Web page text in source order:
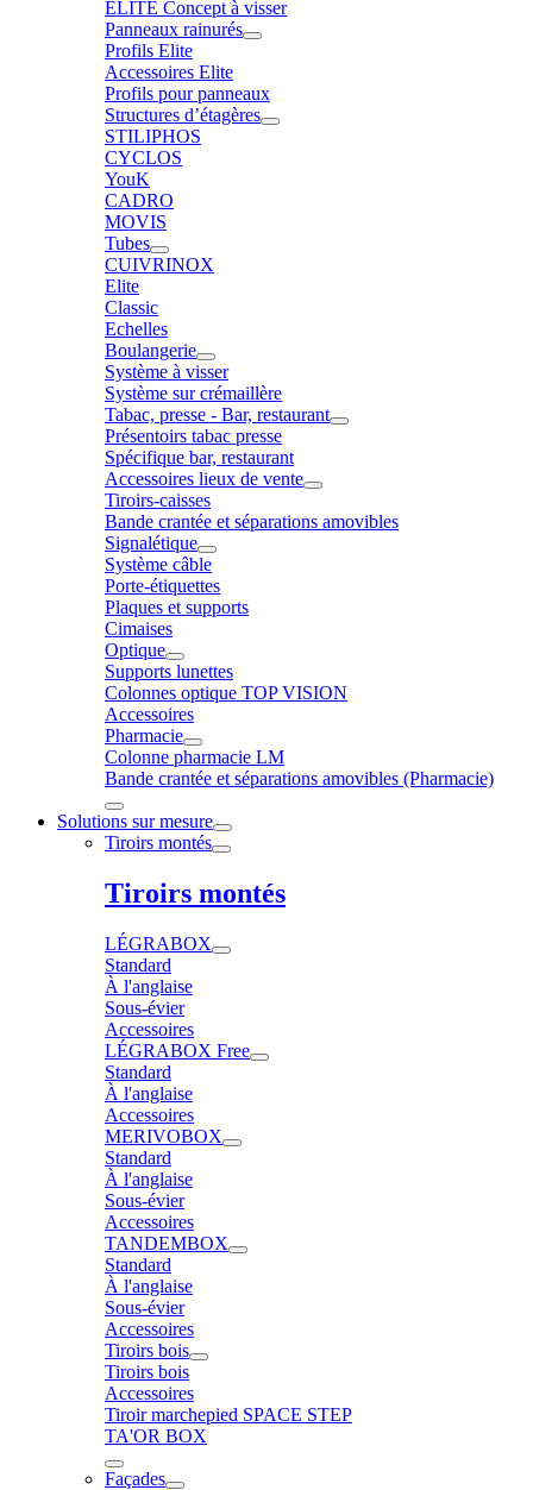
ELITE Concept à visser
Panneaux rainurés
Profils Elite
Accessoires Elite
Profils pour panneaux
Structures d’étagères
STILIPHOS
CYCLOS
YouK
CADRO
MOVIS
Tubes
CUIVRINOX
Elite
Classic
Echelles
Boulangerie
Système à visser
Système sur crémaillère
Tabac, presse - Bar, restaurant
Présentoirs tabac presse
Spécifique bar, restaurant
Accessoires lieux de vente
Tiroirs-caisses
Bande crantée et séparations amovibles
Signalétique
Système câble
Porte-étiquettes
Plaques et supports
Cimaises
Optique
Supports lunettes
Colonnes optique TOP VISION
Accessoires
Pharmacie
Colonne pharmacie LM
Bande crantée et séparations amovibles (Pharmacie)
Solutions sur mesure
Tiroirs montés
Tiroirs montés
LÉGRABOX
Standard
À l'anglaise
Sous-évier
Accessoires
LÉGRABOX Free
Standard
À l'anglaise
Accessoires
MERIVOBOX
Standard
À l'anglaise
Sous-évier
Accessoires
TANDEMBOX
Standard
À l'anglaise
Sous-évier
Accessoires
Tiroirs bois
Tiroirs bois
Accessoires
Tiroir marchepied SPACE STEP
TA'OR BOX
Façades